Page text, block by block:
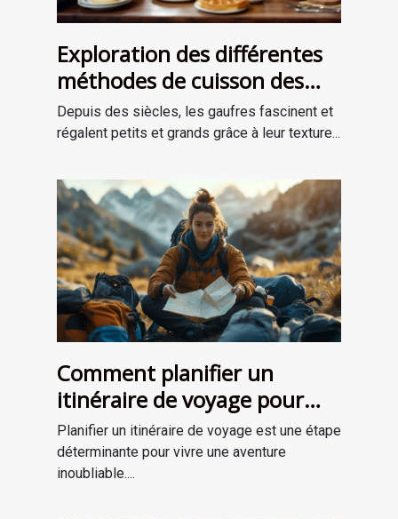
Exploration des différentes
méthodes de cuisson des
gaufres à travers les âges
Depuis des siècles, les gaufres fascinent et
régalent petits et grands grâce à leur texture...
Comment planifier un
itinéraire de voyage pour
une aventure mémorable
Planifier un itinéraire de voyage est une étape
déterminante pour vivre une aventure
inoubliable....